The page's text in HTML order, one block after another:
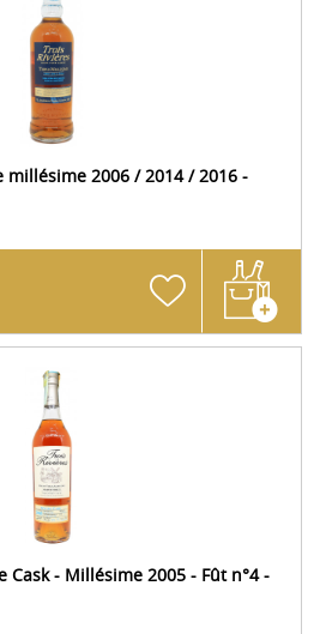
millésime 2006 / 2014 / 2016 -
Cask - Millésime 2005 - Fût n°4 -